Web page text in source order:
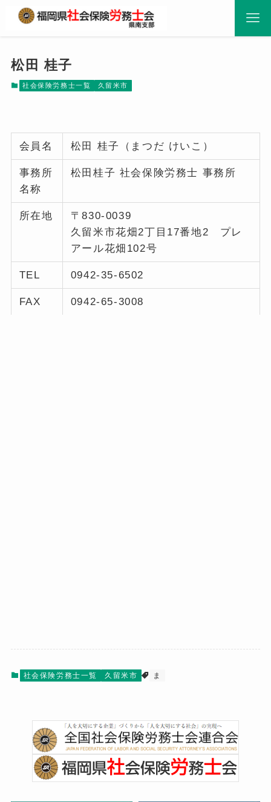
松田 桂子
社会保険労務士一覧 久留米市
会員名 松田 桂子（まつだ けいこ）
事務所
名称
松田桂子 社会保険労務士 事務所
所在地
〒830-0039
久留米市花畑2丁目17番地2 プレ
アール花畑102号
TEL 0942-35-6502
FAX 0942-65-3008
社会保険労務士一覧 久留米市 ま